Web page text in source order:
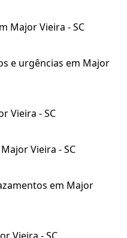
Major Vieira - SC
e urgências em Major
Vieira - SC
Vieira - SC
em Major